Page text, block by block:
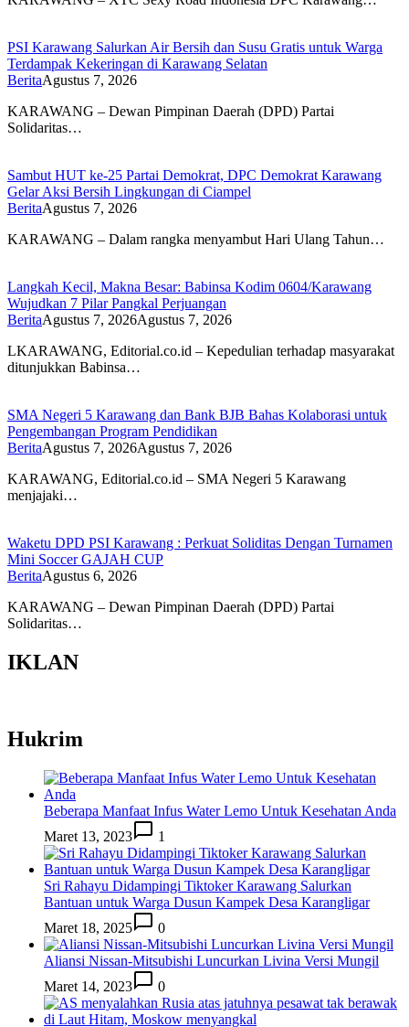
PSI Karawang Salurkan Air Bersih dan Susu Gratis untuk Warga
Terdampak Kekeringan di Karawang Selatan
BeritaAgustus 7, 2026
KARAWANG – Dewan Pimpinan Daerah (DPD) Partai
Solidaritas…
Sambut HUT ke-25 Partai Demokrat, DPC Demokrat Karawang
Gelar Aksi Bersih Lingkungan di Ciampel
BeritaAgustus 7, 2026
KARAWANG – Dalam rangka menyambut Hari Ulang Tahun…
Langkah Kecil, Makna Besar: Babinsa Kodim 0604/Karawang
Wujudkan 7 Pilar Pangkal Perjuangan
BeritaAgustus 7, 2026Agustus 7, 2026
LKARAWANG, Editorial.co.id – Kepedulian terhadap masyarakat
ditunjukkan Babinsa…
SMA Negeri 5 Karawang dan Bank BJB Bahas Kolaborasi untuk
Pengembangan Program Pendidikan
BeritaAgustus 7, 2026Agustus 7, 2026
KARAWANG, Editorial.co.id – SMA Negeri 5 Karawang
menjajaki…
Waketu DPD PSI Karawang : Perkuat Soliditas Dengan Turnamen
Mini Soccer GAJAH CUP
BeritaAgustus 6, 2026
KARAWANG – Dewan Pimpinan Daerah (DPD) Partai
Solidaritas…
IKLAN
Hukrim
Beberapa Manfaat Infus Water Lemo Untuk Kesehatan Anda
Maret 13, 2023
1
Sri Rahayu Didampingi Tiktoker Karawang Salurkan
Bantuan untuk Warga Dusun Kampek Desa Karangligar
Maret 18, 2025
0
Aliansi Nissan-Mitsubishi Luncurkan Livina Versi Mungil
Maret 14, 2023
0